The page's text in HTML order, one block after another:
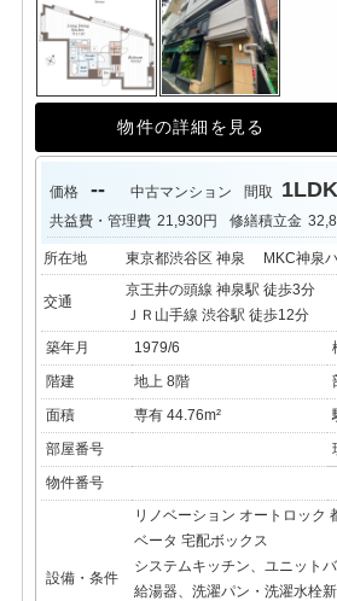
物件の詳細を見る
価格 -- 中古マンション 間取 1LDK
共益費・管理費 21,930円 修繕積立金
所在地 東京都渋谷区 神泉 MKC神泉
交通
京王井の頭線 神泉駅 徒歩3分
ＪＲ山手線 渋谷駅 徒歩12分
築年月
1979/6
階建
地上 8階
面積
専有 44.76m²
部屋番号
物件番号
設備・条件
リノベーション オートロック
ベータ 宅配ボックス
システムキッチン、ユニット
給湯器、洗濯パン・洗濯水栓